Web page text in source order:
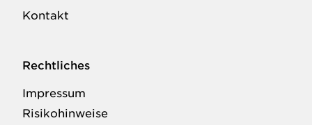
Kontakt
Rechtliches
Impressum
Risikohinweise